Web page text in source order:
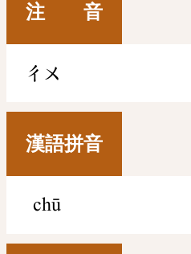
注 音
ㄔㄨ
漢語拼音
chū